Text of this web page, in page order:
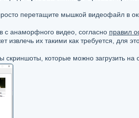
перетащите мышкой видеофайл в
с анаморфного видео, согласно правил
извлечь их такими как требуется, для
скриншоты, которые можно загрузить на